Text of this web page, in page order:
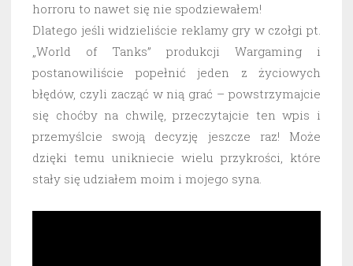
horroru to nawet się nie spodziewałem!
Dlatego jeśli widzieliście reklamy gry w czołgi pt.
„World of Tanks” produkcji Wargaming i
postanowiliście popełnić jeden z życiowych
błędów, czyli zacząć w nią grać – powstrzymajcie
się choćby na chwilę, przeczytajcie ten wpis i
przemyślcie swoją decyzję jeszcze raz! Może
dzięki temu unikniecie wielu przykrości, które
stały się udziałem moim i mojego syna.